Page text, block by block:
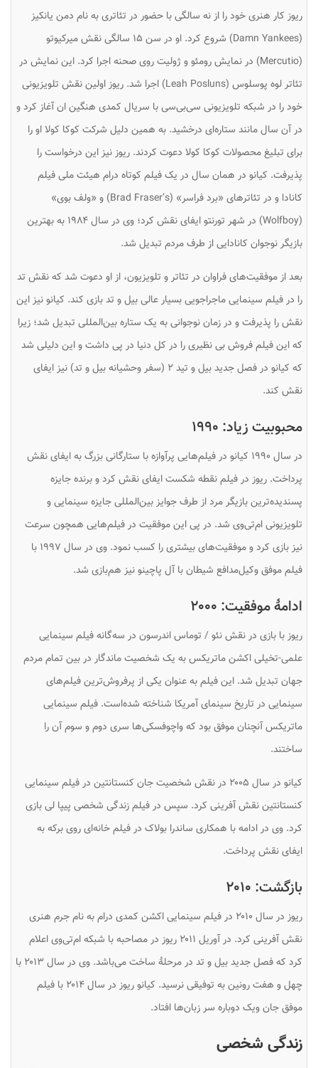
ریوز کار هنری خود را از نه سالگی با حضور در تئاتری به نام دمن یانکیز
(
Damn Yankees
) شروع کرد. او در سن ۱۵ سالگی نقش میرکیوتو
(Mercutio) در نمایش رومئو و ژولیت روی صحنه اجرا کرد. این نمایش در
تئاتر لوه پوسلوس (Leah Posluns) اجرا شد. ریوز اولین نقش تلویزیونی
خود را در شبکه تلویزیونی سی‌بی‌سی با سریال کمدی هنگین ان آغاز کرد و
در آن سال مانند ستاره‌ای درخشید. به همین دلیل شرکت کوکا کولا او را
برای تبلیغ محصولات کوکا کولا دعوت کردند. ریوز نیز این درخواست را
پذیرفت. کیانو در همان سال در یک فیلم کوتاه درام هیئت ملی فیلم
کانادا و در تئاترهای «برد فراسر» (Brad Fraser’s) و «ولف بوی»
(
Wolfboy
) در شهر تورنتو ایفای نقش کرد؛ وی در سال ۱۹۸۴ به بهترین
بازیگر نوجوان کانادایی از طرف مردم تبدیل شد.
بعد از موفقیت‌های فراوان در تئاتر و تلویزیون، از او دعوت شد که نقش تد
را در فیلم سینماییماجراجویی بسیار عالی بیل و تدبازی کند. کیانو نیز این
نقش را پذیرفت و در زمان نوجوانی به یک ستاره بین‌المللی تبدیل شد؛ زیرا
که این فیلم فروش بی نظیری را در کل دنیا در پی داشت و این دلیلی شد
که کیانو در فصل جدیدبیل و تید ۲ (سفر وحشیانه بیل و تد) نیز ایفای
نقش کند.
محبوبیت زیاد: ۱۹۹۰
در سال ۱۹۹۰ کیانو در فیلم‌هایی پرآوازه با ستارگانی بزرگ به ایفای نقش
پرداخت. ریوز در فیلمنقطه شکستایفای نقش کرد و برنده جایزه
پسندیده‌ترین بازیگر مرد از طرف جوایز بین‌المللی جایزه سینمایی و
تلویزیونی ام‌تی‌وی شد. در پی این موفقیت در فیلم‌هایی همچون سرعت
نیز بازی کرد و موفقیت‌های بیشتری را کسب نمود. وی در سال ۱۹۹۷ با
فیلم موفقوکیل‌مدافع شیطانبا آل پاچینو نیز هم‌بازی شد.
ادامهٔ موفقیت: ۲۰۰۰
ریوز با بازی در نقش نئو / توماس اندرسون در سه‌گانه فیلم سینمایی
علمی-تخیلی اکشنماتریکسبه یک شخصیت ماندگار در بین تمام مردم
جهان تبدیل شد. این فیلم به عنوان یکی از پرفروش‌ترین فیلم‌های
سینمایی در تاریخ سینمای آمریکا شناخته شده‌است. فیلم سینمایی
ماتریکس آنچنان موفق بود که واچوفسکی‌ها سری دوم و سوم آن را
ساختند.
کیانو در سال ۲۰۰۵ در نقش شخصیت جان کنستانتین در فیلم سینمایی
کنستانتیننقش آفرینی کرد. سپس در فیلمزندگی شخصی پیپا لیبازی
کرد. وی در ادامه با همکاری ساندرا بولاک در فیلمخانه‌ای روی برکهبه
ایفای نقش پرداخت.
بازگشت: ۲۰۱۰
ریوز در سال ۲۰۱۰ در فیلم سینمایی اکشن کمدی درام به نام جرم هنری
نقش آفرینی کرد. در آوریل ۲۰۱۱ ریوز در مصاحبه با شبکه ام‌تی‌وی اعلام
کرد که فصل جدید بیل و تد در مرحلهٔ ساخت می‌باشد. وی در سال ۲۰۱۳ با
چهل و هفت رونین
به توفیقی نرسید. کیانو ریوز در سال ۲۰۱۴ با فیلم
موفقجان ویک دوباره سر زبان‌ها افتاد.
زندگی شخصی